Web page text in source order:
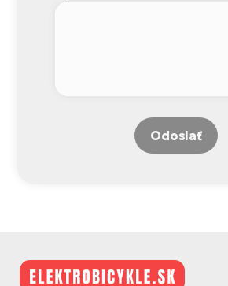
Odoslať